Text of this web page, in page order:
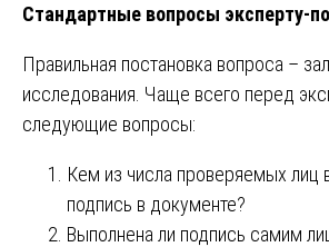
Стандартные вопросы эксперту-
Правильная постановка вопроса –
исследования. Чаще всего перед
следующие вопросы:
Кем из числа проверяемых лиц
подпись в документе?
Выполнена ли подпись самим